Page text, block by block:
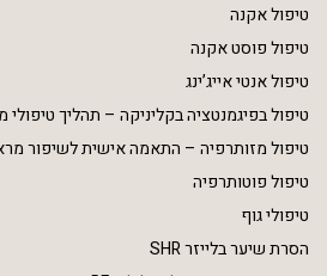
טיפול אקנה
טיפול פוסט אקנה
טיפול אנטי אייג’ינג
טיפול בפיגמנטציה בקליניקה – תהליך
טיפול מזותרפיה – התאמה אישית לשיפור
טיפול פוטותרפיה
טיפולי גוף
הסרת שיער בלייזר SHR